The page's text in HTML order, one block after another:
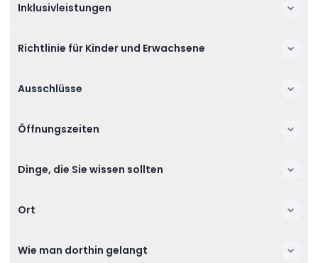
Inklusivleistungen
Richtlinie für Kinder und Erwachsene
Ausschlüsse
Öffnungszeiten
Dinge, die Sie wissen sollten
Ort
Wie man dorthin gelangt